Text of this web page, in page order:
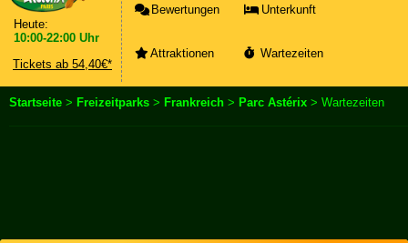
Heute:
10:00-22:00 Uhr
Tickets ab 54,40€*
Bewertungen Unterkunft
Attraktionen Wartezeiten
Startseite > Freizeitparks > Frankreich > Parc Astérix > Wartezeiten